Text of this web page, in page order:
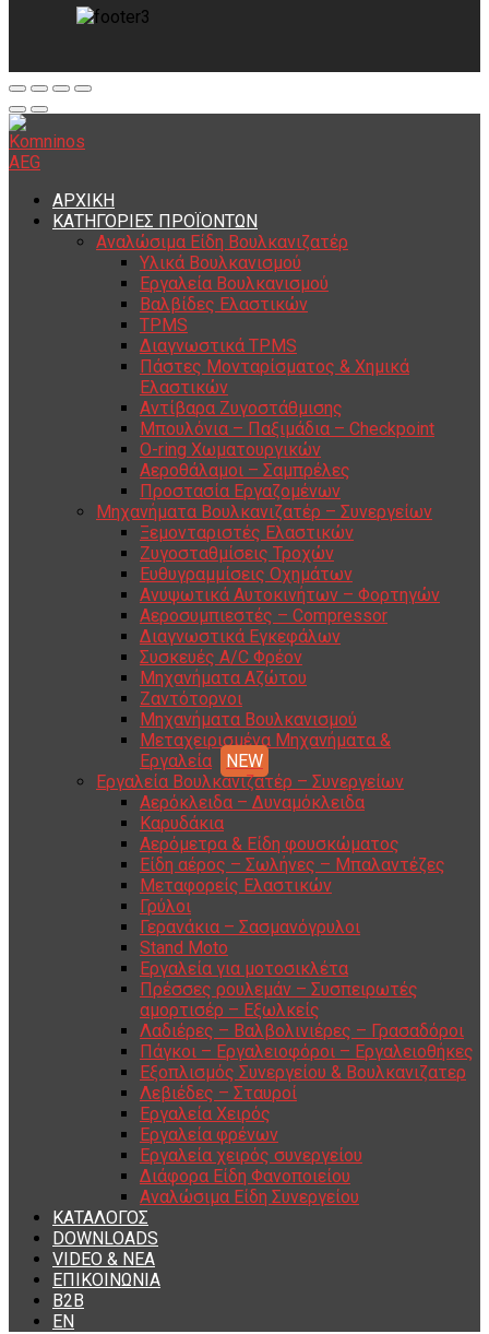
ΑΡΧΙΚΗ
ΚΑΤΗΓΟΡΙΕΣ ΠΡΟΪΟΝΤΩΝ
Αναλώσιμα Είδη Βουλκανιζατέρ
Υλικά Βουλκανισμού
Εργαλεία Βουλκανισμού
Βαλβίδες Ελαστικών
TPMS
Διαγνωστικά TPMS
Πάστες Μονταρίσματος & Χημικά
Ελαστικών
Αντίβαρα Ζυγοστάθμισης
Μπουλόνια – Παξιμάδια – Checkpoint
O-ring Χωματουργικών
Αεροθάλαμοι – Σαμπρέλες
Προστασία Εργαζομένων
Μηχανήματα Βουλκανιζατέρ – Συνεργείων
Ξεμονταριστές Ελαστικών
Ζυγοσταθμίσεις Τροχών
Ευθυγραμμίσεις Οχημάτων
Ανυψωτικά Αυτοκινήτων – Φορτηγών
Αεροσυμπιεστές – Compressor
Διαγνωστικά Εγκεφάλων
Συσκευές A/C Φρέον
Μηχανήματα Αζώτου
Ζαντότορνοι
Μηχανήματα Βουλκανισμού
Μεταχειρισμένα Μηχανήματα &
Εργαλεία
Εργαλεία Βουλκανιζατέρ – Συνεργείων
Αερόκλειδα – Δυναμόκλειδα
Καρυδάκια
Αερόμετρα & Είδη φουσκώματος
Είδη αέρος – Σωλήνες – Μπαλαντέζες
Μεταφορείς Ελαστικών
Γρύλοι
Γερανάκια – Σασμανόγρυλοι
Stand Moto
Εργαλεία για μοτοσικλέτα
Πρέσσες ρουλεμάν – Συσπειρωτές
αμορτισέρ – Εξωλκείς
Λαδιέρες – Βαλβολινιέρες – Γρασαδόροι
Πάγκοι – Εργαλειοφόροι – Εργαλειοθήκες
Εξοπλισμός Συνεργείου & Βουλκανιζατερ
Λεβιέδες – Σταυροί
Εργαλεία Χειρός
Εργαλεία φρένων
Εργαλεία χειρός συνεργείου
Διάφορα Είδη Φανοποιείου
Αναλώσιμα Είδη Συνεργείου
ΚΑΤΑΛΟΓΟΣ
DOWNLOADS
VIDEO & ΝΕΑ
ΕΠΙΚΟΙΝΩΝΙΑ
B2B
ΕΝ